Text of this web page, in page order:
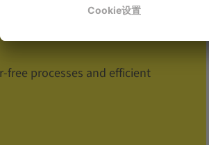
processes and efficient